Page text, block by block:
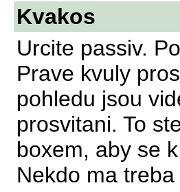
Kvakos
Urcite passiv.
Prave kvuly
pohledu jsou
prosvitani. To
boxem, aby se
Nekdo ma